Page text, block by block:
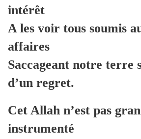
intérêt
A les voir tous soumis
affaires
Saccageant notre terre
d’un regret.
Cet Allah n’est pas
instrumenté